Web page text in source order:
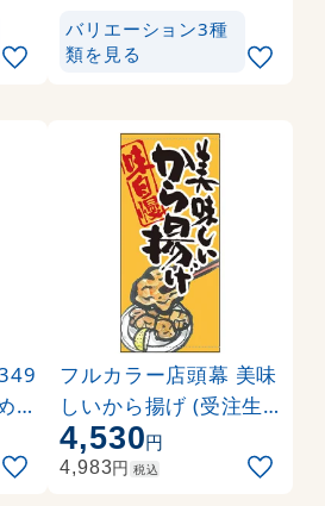
バリエーション3種
類を見る
フルカラー店頭幕 美味
しいから揚げ (受注生
産品) 素材:ポンジ (632
41)
4,530円
4,983円 税込